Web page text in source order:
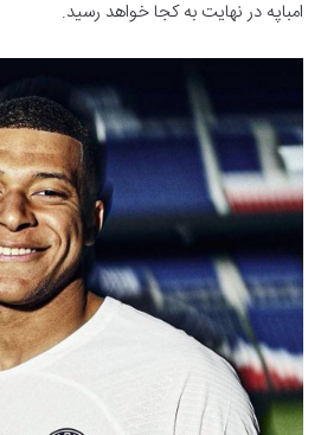
امباپه در نهایت به کجا خواهد رسید.